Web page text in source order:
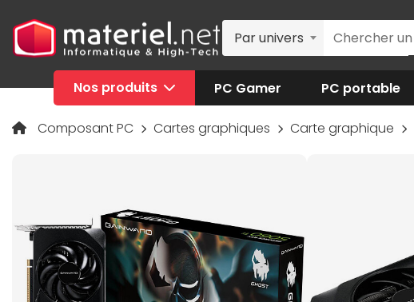
Par univers
Nos produits PC Gamer PC portable
Composant PC Cartes graphiques Carte graphique